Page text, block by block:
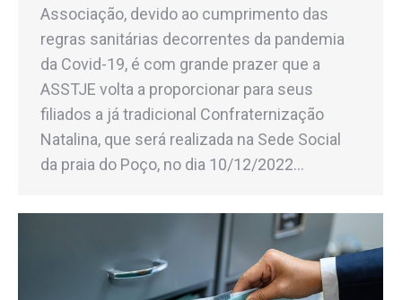
Associação, devido ao cumprimento das
regras sanitárias decorrentes da pandemia
da Covid-19, é com grande prazer que a
ASSTJE volta a proporcionar para seus
filiados a já tradicional Confraternização
Natalina, que será realizada na Sede Social
da praia do Poço, no dia 10/12/2022…